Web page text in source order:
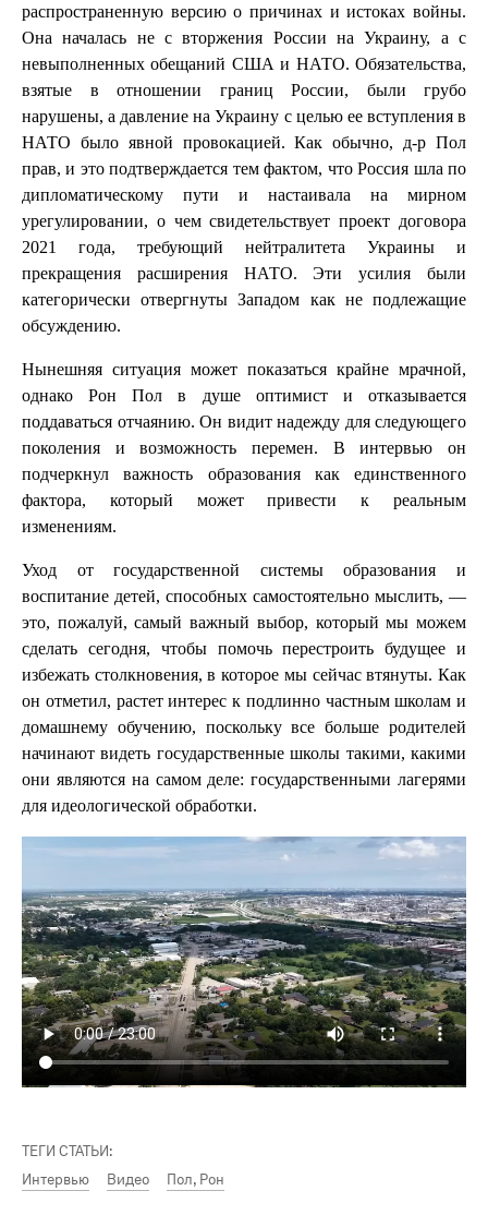
распространенную версию о причинах и истоках войны.
Она началась не с вторжения России на Украину, а с
невыполненных обещаний США и НАТО. Обязательства,
взятые в отношении границ России, были грубо
нарушены, а давление на Украину с целью ее вступления в
НАТО было явной провокацией. Как обычно, д-р Пол
прав, и это подтверждается тем фактом, что Россия шла по
дипломатическому пути и настаивала на мирном
урегулировании, о чем свидетельствует проект договора
2021 года, требующий нейтралитета Украины и
прекращения расширения НАТО. Эти усилия были
категорически отвергнуты Западом как не подлежащие
обсуждению.
Нынешняя ситуация может показаться крайне мрачной,
однако Рон Пол в душе оптимист и отказывается
поддаваться отчаянию. Он видит надежду для следующего
поколения и возможность перемен. В интервью он
подчеркнул важность образования как единственного
фактора, который может привести к реальным
изменениям.
Уход от государственной системы образования и
воспитание детей, способных самостоятельно мыслить, —
это, пожалуй, самый важный выбор, который мы можем
сделать сегодня, чтобы помочь перестроить будущее и
избежать столкновения, в которое мы сейчас втянуты. Как
он отметил, растет интерес к подлинно частным школам и
домашнему обучению, поскольку все больше родителей
начинают видеть государственные школы такими, какими
они являются на самом деле: государственными лагерями
для идеологической обработки.
ТЕГИ СТАТЬИ:
Интервью
Видео Пол, Рон